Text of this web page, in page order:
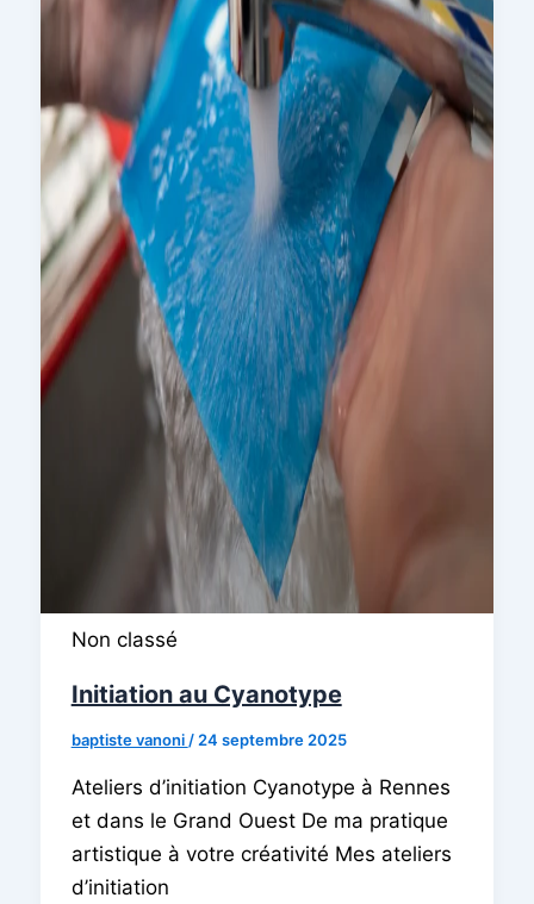
Non classé
Initiation au Cyanotype
baptiste vanoni/24 septembre 2025
Ateliers d’initiation Cyanotype à Rennes
et dans le Grand Ouest De ma pratique
artistique à votre créativité Mes ateliers
d’initiation